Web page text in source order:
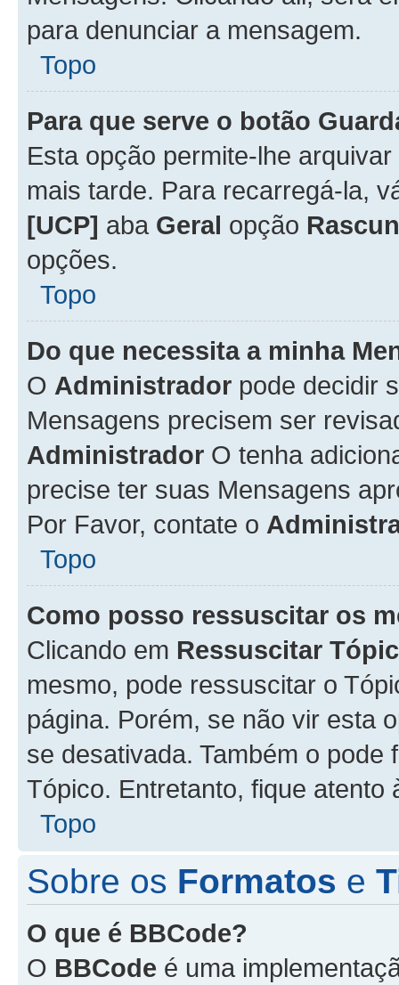
para denunciar a mensagem.
Topo
Para que serve o botão
Esta opção permite-lhe
mais tarde. Para recarregá-la,
[UCP] aba Geral opção
opções.
Topo
Do que necessita a minha
O Administrador pode decidir
Mensagens precisem ser
Administrador O tenha
precise ter suas Mensagens
Por Favor, contate o
Topo
Como posso ressuscitar os
Clicando em Ressuscitar
mesmo, pode ressuscitar o
página. Porém, se não vir esta
se desativada. Também o
Tópico. Entretanto, fique atento
Topo
Sobre os Formatos e
O que é BBCode?
O BBCode é uma